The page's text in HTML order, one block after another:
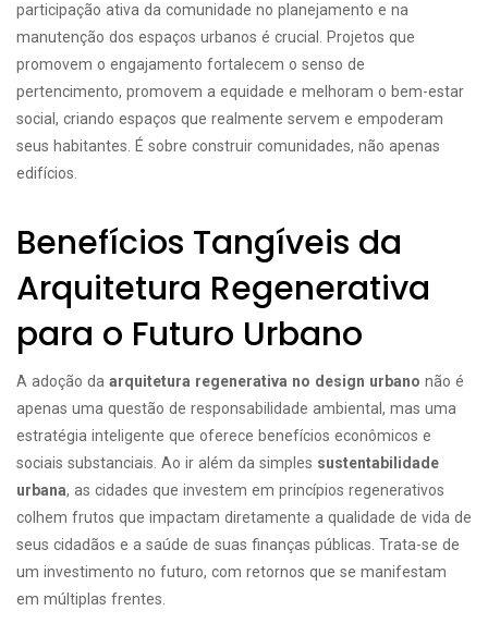
participação ativa da comunidade no planejamento e na
manutenção dos espaços urbanos é crucial. Projetos que
promovem o engajamento fortalecem o senso de
pertencimento, promovem a equidade e melhoram o bem-estar
social, criando espaços que realmente servem e empoderam
seus habitantes. É sobre construir comunidades, não apenas
edifícios.
Benefícios Tangíveis da
Arquitetura Regenerativa
para o Futuro Urbano
A adoção da arquitetura regenerativa no design urbano não é
apenas uma questão de responsabilidade ambiental, mas uma
estratégia inteligente que oferece benefícios econômicos e
sociais substanciais. Ao ir além da simples sustentabilidade
urbana, as cidades que investem em princípios regenerativos
colhem frutos que impactam diretamente a qualidade de vida de
seus cidadãos e a saúde de suas finanças públicas. Trata-se de
um investimento no futuro, com retornos que se manifestam
em múltiplas frentes.